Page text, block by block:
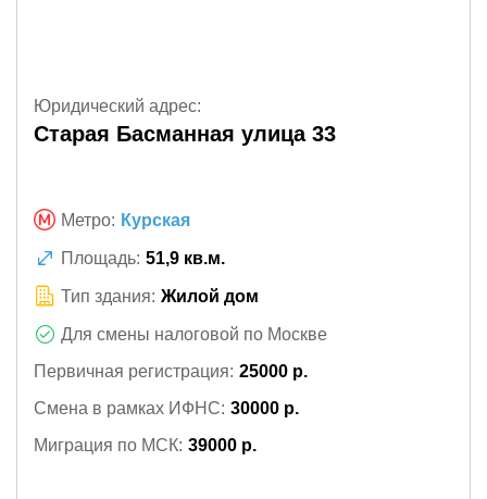
Юридический адрес:
Старая Басманная улица 33
Метро: Курская
Площадь: 51,9 кв.м.
Тип здания: Жилой дом
Для смены налоговой по Москве
Первичная регистрация: 25000 р.
Смена в рамках ИФНС: 30000 р.
Миграция по МСК: 39000 р.